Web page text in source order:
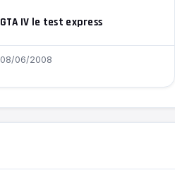
GTA IV le test express
08/06/2008